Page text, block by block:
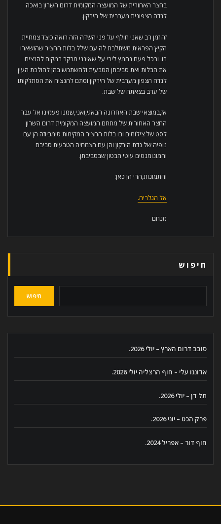
בחצר האחורית של המועצה המקומית דרום השרון בואכה
לגדה הצפונית מערבית של הירקון.
זה זמן רב שאני חולף על פני השדה הזה רואה כיצד צמחיית
הקיץ הפראית משתלבת לה עם שלל בלות החציר שהושארו
בו. ובכל פעם נחמץ ליבי על שאינני מבקר במקום להנציח
את הבלות ואת סביבתן הטבעית ולהשתמש בהן להולכת העין
לגדה הצפון מערבית של הירקון וסתם להנציח את הסתלקותו
של ערב בצאתה של שבת.
אז,במוצאי שבת האחרונה הבאגי,ואני,שמנו פעמינו אל עבר
החצר האחורית של מתחם המועצה המקומית דרום השרון
לסט של צילומים ובו בלות החציר המקימות סימביוזה הן עם
נופיה של גדת הירקון והן עם הצמחיה הטבעית סביבם
והמונומנטים עוטי הבטון שבסביבתן.
והתמונות,הרי הן כאן:
אל הגלריה.
מנחם
חיפוש
חיפוש
סובב דרום הארץ – יולי 2026.
אדוננו עלי – חוף הרצליה יולי 2026.
תל דן – יולי 2026.
פרק הכט – יוני 2026.
חוף דור – אפריל 2024.